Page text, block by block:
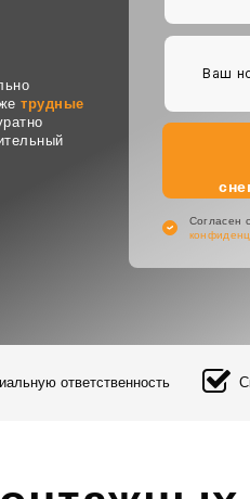
трудные
Cогласен
ответственность